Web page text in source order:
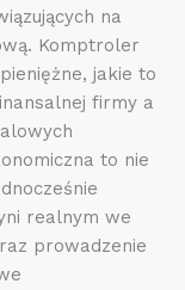
na
Komptroler
jakie to
firmy a
to nie
realnym we
prowadzenie